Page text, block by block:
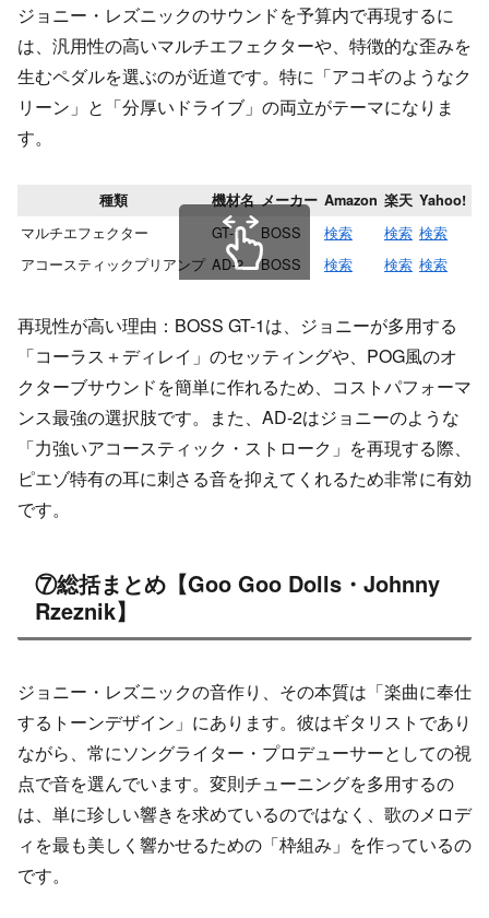
ジョニー・レズニックのサウンドを予算内で再現するに
は、汎用性の高いマルチエフェクターや、特徴的な歪みを
生むペダルを選ぶのが近道です。特に「アコギのようなク
リーン」と「分厚いドライブ」の両立がテーマになりま
す。
種類 機材名 メーカー Amazon 楽天 Yahoo!
マルチエフェクター GT-1 BOSS 検索 検索 検索
アコースティックプリアンプ AD-2 BOSS 検索 検索 検索
再現性が高い理由：BOSS GT-1は、ジョニーが多用する
「コーラス＋ディレイ」のセッティングや、POG風のオ
クターブサウンドを簡単に作れるため、コストパフォーマ
ンス最強の選択肢です。また、AD-2はジョニーのような
「力強いアコースティック・ストローク」を再現する際、
ピエゾ特有の耳に刺さる音を抑えてくれるため非常に有効
です。
⑦総括まとめ【Goo Goo Dolls・Johnny
Rzeznik】
ジョニー・レズニックの音作り、その本質は「楽曲に奉仕
するトーンデザイン」にあります。彼はギタリストであり
ながら、常にソングライター・プロデューサーとしての視
点で音を選んでいます。変則チューニングを多用するの
は、単に珍しい響きを求めているのではなく、歌のメロデ
ィを最も美しく響かせるための「枠組み」を作っているの
です。